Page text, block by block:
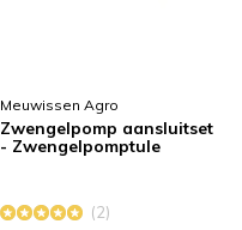
Meuwissen Agro
Zwengelpomp aansluitset
- Zwengelpomptule
(2)